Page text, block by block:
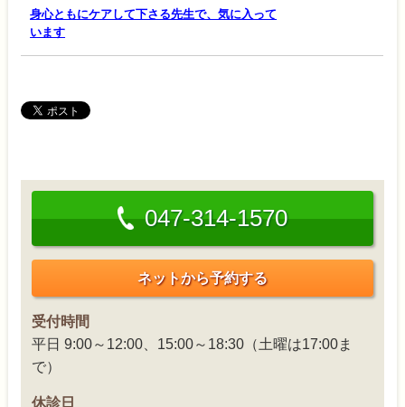
身心ともにケアして下さる先生で、気に入って
います
047-314-1570
ネットから予約する
受付時間
平日 9:00～12:00、15:00～18:30（土曜は17:00ま
で）
休診日